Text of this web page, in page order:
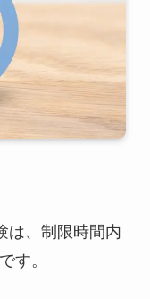
は、制限時間内
す。